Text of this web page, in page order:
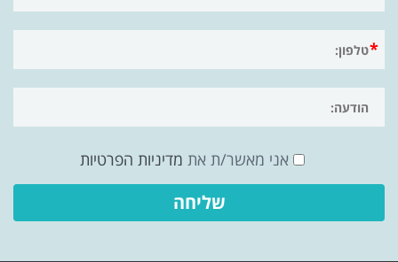
אני מאשר/ת את מדיניות הפרטיות